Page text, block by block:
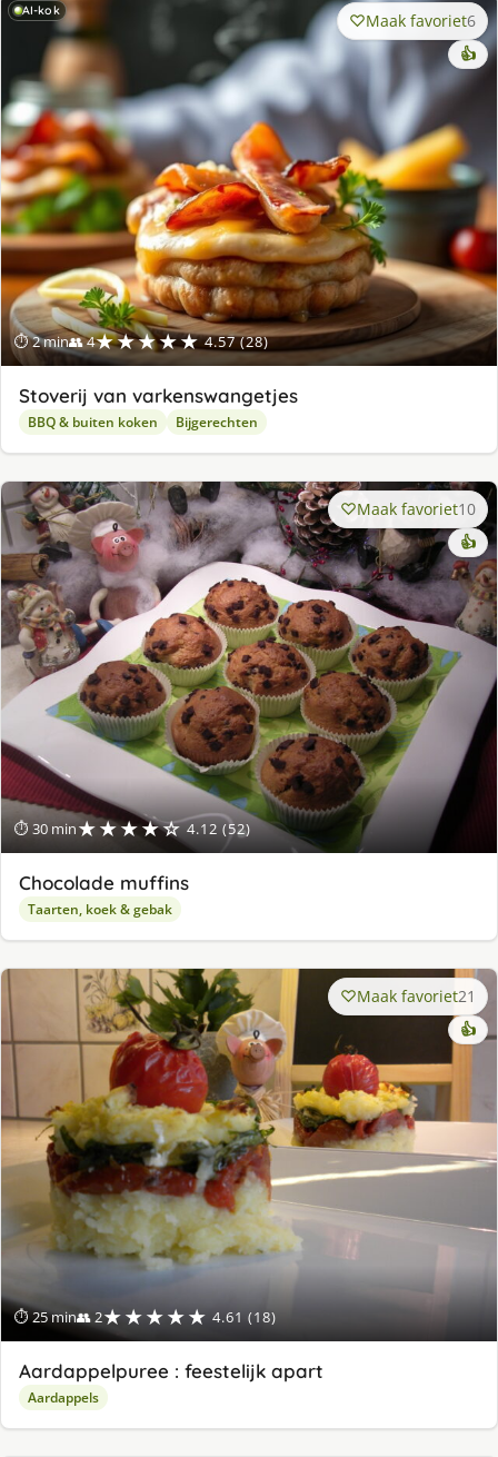
AI-kok
⏱ 2 min👥 4★★★★★ 4.57 (28)
Maak favoriet6
👍
Stoverij van varkenswangetjes
BBQ & buiten koken Bijgerechten
⏱ 30 min★★★★☆ 4.12 (52)
Maak favoriet10
👍
Chocolade muffins
Taarten, koek & gebak
⏱ 25 min👥 2★★★★★ 4.61 (18)
Maak favoriet21
👍
Aardappelpuree : feestelijk apart
Aardappels